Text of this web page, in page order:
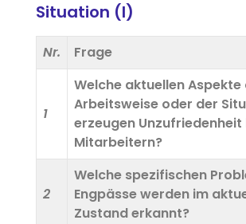
Situation (I)
Nr. Frage
1
Welche aktuellen Aspekte
Arbeitsweise oder der
erzeugen Unzufriedenheit
Mitarbeitern?
2
Welche spezifischen
Engpässe werden im
Zustand erkannt?